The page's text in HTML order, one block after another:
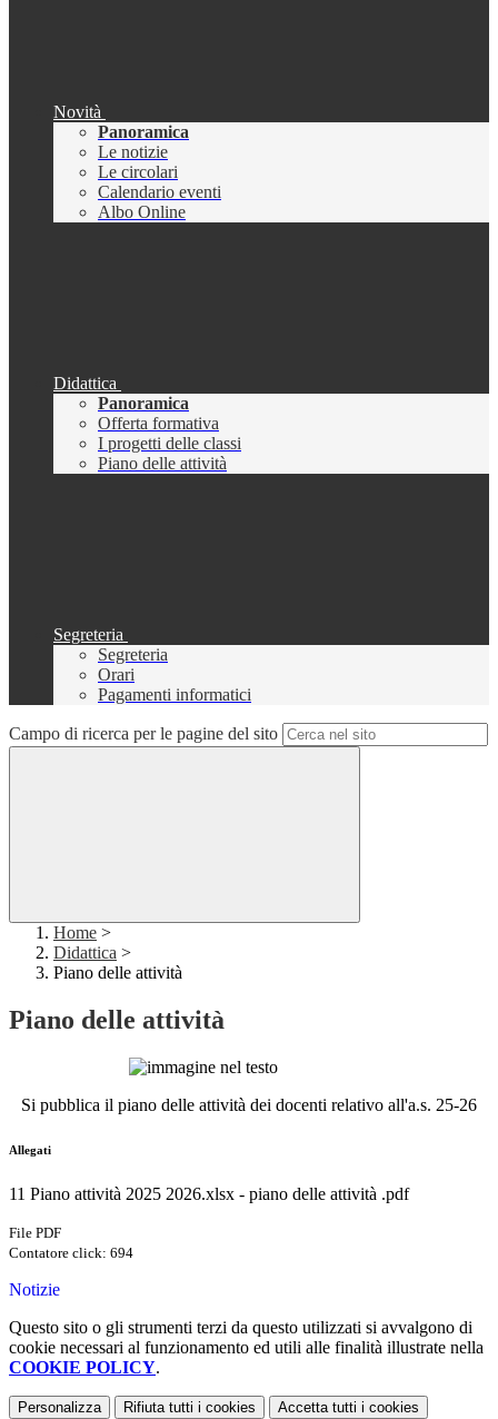
Novità
Panoramica
Le notizie
Le circolari
Calendario eventi
Albo Online
Didattica
Panoramica
Offerta formativa
I progetti delle classi
Piano delle attività
Segreteria
Segreteria
Orari
Pagamenti informatici
Campo di ricerca per le pagine del sito
Home >
Didattica >
Piano delle attività
Piano delle attività
Si pubblica il piano delle attività dei docenti relativo all'a.s. 25-26
Allegati
11 Piano attività 2025 2026.xlsx - piano delle attività .pdf
File PDF
Contatore click: 694
Notizie
Questo sito o gli strumenti terzi da questo utilizzati si avvalgono di
cookie necessari al funzionamento ed utili alle finalità illustrate nella
COOKIE POLICY.
Personalizza Rifiuta tutti i cookies Accetta tutti i cookies